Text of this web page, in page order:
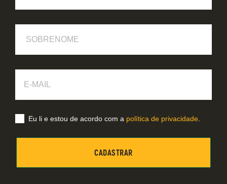
Mail
Eu li e estou de acordo com a política de privacidade